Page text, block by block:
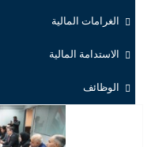
الغرامات المالية
الاستدامة المالية
الوظائف